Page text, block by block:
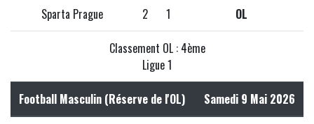
Sparta Prague 2 1 OL
Classement OL : 4ème
Ligue 1
Football Masculin (Réserve de l'OL) Samedi 9 Mai 2026